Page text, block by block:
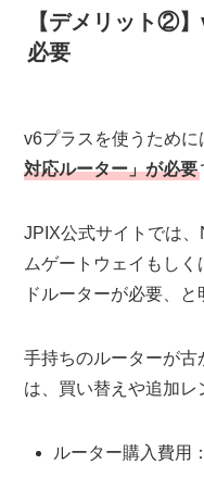
【デメリット②
必要
v6プラスを使うために
対応ルーター」が必要
JPIX公式サイトでは
ムゲートウェイもし
ドルーターが必要、と
手持ちのルーターが
は、買い替えや追加レ
ルーター購入費用